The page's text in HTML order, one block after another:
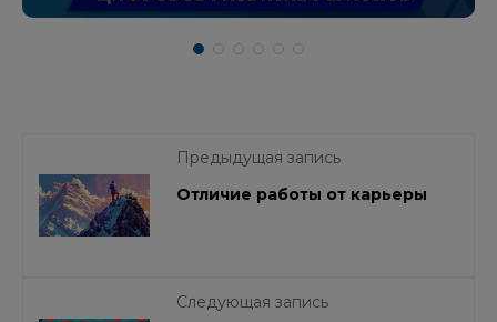
Предыдущая запись
Отличие работы от карьеры
Следующая запись